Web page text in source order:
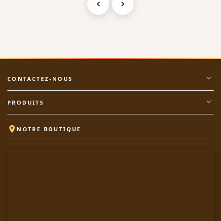
CONTACTEZ-NOUS expand_more
PRODUITS expand_more
 NOTRE BOUTIQUE